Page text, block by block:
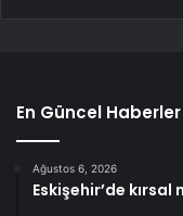
En Güncel Haberler
Ağustos 6, 2026
Eskişehir’de